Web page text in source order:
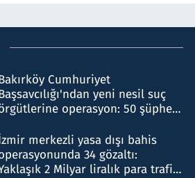
Cumhuriyet
yeni nesil suç
operasyon: 50 şüpheli
merkezli yasa dışı bahis
34 gözaltı:
2 Milyar liralık para trafiği